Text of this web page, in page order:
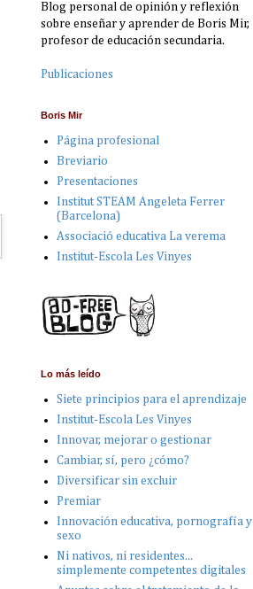
Blog personal de opinión y reflexión
sobre enseñar y aprender de Boris Mir,
profesor de educación secundaria.
Publicaciones
Boris Mir
Página profesional
Breviario
Presentaciones
Institut STEAM Angeleta Ferrer
(Barcelona)
Associació educativa La verema
Institut-Escola Les Vinyes
Lo más leído
Siete principios para el aprendizaje
Institut-Escola Les Vinyes
Innovar, mejorar o gestionar
Cambiar, sí, pero ¿cómo?
Diversificar sin excluir
Premiar
Innovación educativa, pornografía y
sexo
Ni nativos, ni residentes...
simplemente competentes digitales